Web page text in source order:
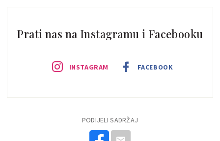
Prati nas na Instagramu i Facebooku
INSTAGRAM FACEBOOK
PODIJELI SADRŽAJ